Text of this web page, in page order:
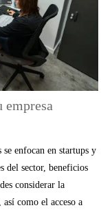
empresa
enfocan en startups y
del sector, beneficios
considerar la
como el acceso a